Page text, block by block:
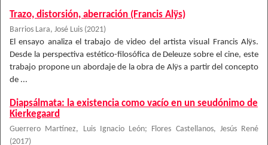
Trazo, distorsión, aberración (Francis Alÿs)
Barrios Lara, José Luis (2021)
El ensayo analiza el trabajo de video del artista visual Francis Alÿs.
Desde la perspectiva estético-filosófica de Deleuze sobre el cine, este
trabajo propone un abordaje de la obra de Alÿs a partir del concepto
de ...
Diapsálmata: la existencia como vacío en un seudónimo de
Kierkegaard
Guerrero Martínez, Luis Ignacio León;
Flores Castellanos, Jesús René
(2017)